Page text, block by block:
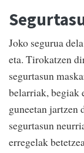
Joko segurua
eta. Tirokatzen
segurtasun
belarriak, begiak
guneetan jartzen
segurtasun
erregelak